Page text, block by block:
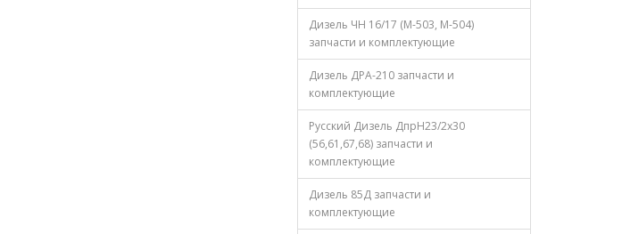
Дизель ЧН 16/17 (М-503, М-504)
запчасти и комплектующие
Дизель ДРА-210 запчасти и
комплектующие
Русский Дизель ДпрН23/2х30
(56,61,67,68) запчасти и
комплектующие
Дизель 85Д запчасти и
комплектующие